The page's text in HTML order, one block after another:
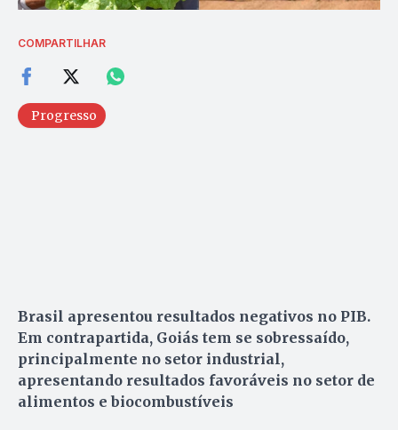
COMPARTILHAR
Progresso
Brasil apresentou resultados negativos no PIB.
Em contrapartida, Goiás tem se sobressaído,
principalmente no setor industrial,
apresentando resultados favoráveis no setor de
alimentos e biocombustíveis